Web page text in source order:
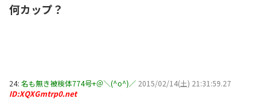
何カップ？
24: 名も無き被検体774号+＠＼(^o^)／ 2015/02/14(土) 21:31:59.27
ID:XQXGmtrp0.net